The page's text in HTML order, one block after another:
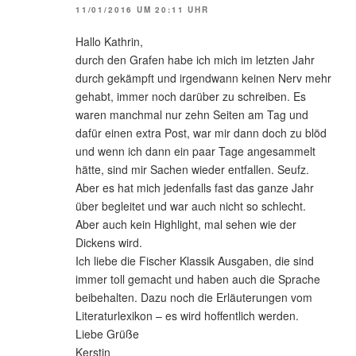
11/01/2016 UM 20:11 UHR
Hallo Kathrin,
durch den Grafen habe ich mich im letzten Jahr
durch gekämpft und irgendwann keinen Nerv mehr
gehabt, immer noch darüber zu schreiben. Es
waren manchmal nur zehn Seiten am Tag und
dafür einen extra Post, war mir dann doch zu blöd
und wenn ich dann ein paar Tage angesammelt
hätte, sind mir Sachen wieder entfallen. Seufz.
Aber es hat mich jedenfalls fast das ganze Jahr
über begleitet und war auch nicht so schlecht.
Aber auch kein Highlight, mal sehen wie der
Dickens wird.
Ich liebe die Fischer Klassik Ausgaben, die sind
immer toll gemacht und haben auch die Sprache
beibehalten. Dazu noch die Erläuterungen vom
Literaturlexikon – es wird hoffentlich werden.
Liebe Grüße
Kerstin